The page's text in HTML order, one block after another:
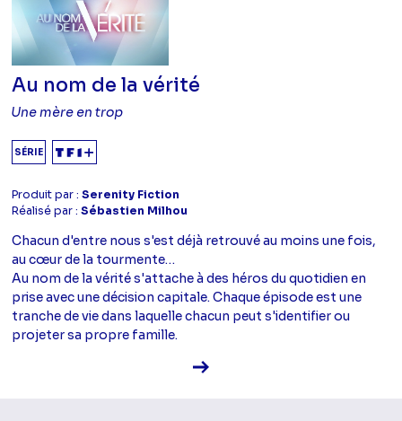
Au nom de la vérité
Une mère en trop
SÉRIE
Produit par :Serenity Fiction
Réalisé par :Sébastien Milhou
Chacun d'entre nous s'est déjà retrouvé au moins une fois,
au cœur de la tourmente…
Au nom de la vérité s'attache à des héros du quotidien en
prise avec une décision capitale. Chaque épisode est une
tranche de vie dans laquelle chacun peut s'identifier ou
projeter sa propre famille.
Voir la fiche diffusion